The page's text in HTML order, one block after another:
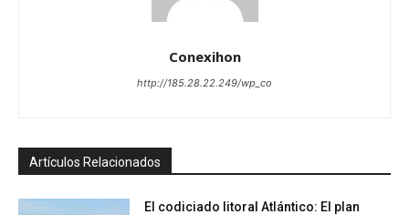
Conexihon
http://185.28.22.249/wp_co
Artículos Relacionados
El codiciado litoral Atlántico: El plan